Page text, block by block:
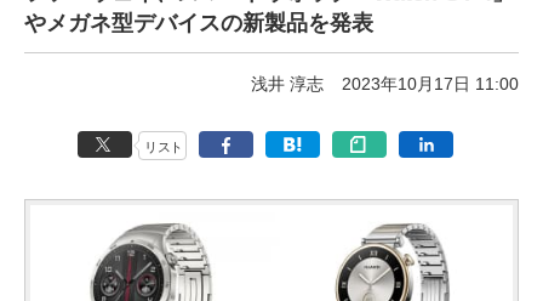
やメガネ型デバイスの新製品を発表
浅井 淳志 2023年10月17日 11:00
リスト